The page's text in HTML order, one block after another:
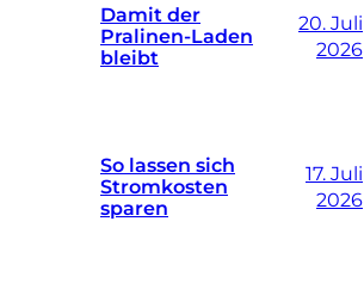
Damit der
Pralinen-Laden
bleibt
20. Juli
2026
So lassen sich
Stromkosten
sparen
17. Juli
2026